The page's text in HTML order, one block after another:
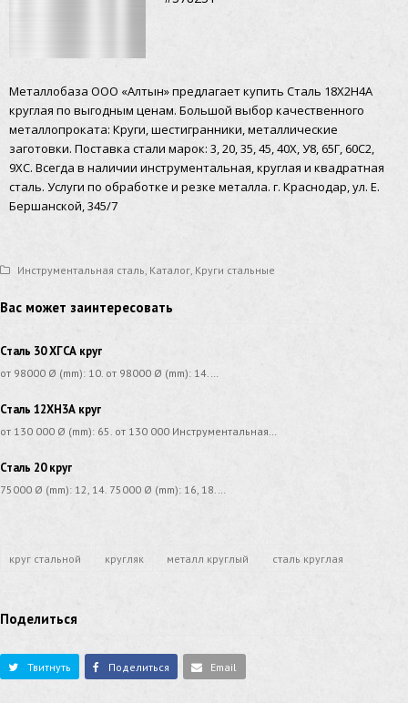
Металлобаза ООО «Алтын» предлагает купить Сталь 18Х2Н4А
круглая по выгодным ценам. Большой выбор качественного
металлопроката: Круги, шестигранники, металлические
заготовки. Поставка стали марок: 3, 20, 35, 45, 40Х, У8, 65Г, 60С2,
9ХС. Всегда в наличии инструментальная, круглая и квадратная
сталь. Услуги по обработке и резке металла. г. Краснодар, ул. Е.
Бершанской, 345/7
Инструментальная сталь Каталог Круги стальные
Вас может заинтересовать
Сталь 30 ХГСА круг
от 98000 Ø (mm): 10. от 98000 Ø (mm): 14.…
Сталь 12ХН3А круг
от 130 000 Ø (mm): 65. от 130 000 Инструментальная…
Сталь 20 круг
75000 Ø (mm): 12, 14. 75000 Ø (mm): 16, 18.…
круг стальной кругляк металл круглый сталь круглая
Поделиться
Твитнуть Поделиться Email